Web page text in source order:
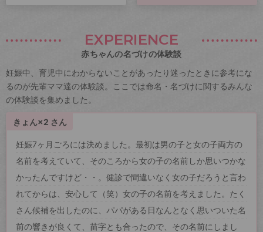
EXPERIENCE
赤ちゃんの名づけの体験談
妊娠中、育児中にわからないことがあったり迷ったときに参考にな
るのが先輩ママ達の体験談。ここでは命名・名づけに関するみんな
の体験談を集めました。
きょん×2 さん
妊娠7ヶ月ごろには決めました。最初は男の子と女の子両方の
名前を考えていて、そのころから女の子の名前しか思いつかな
かったんですけど・・。健診で間違いなく女の子だろうと言わ
れてからは、安心して（笑）女の子の名前を考えました。たく
さん候補を出したのに、パパがある日なんとなく思いついた名
前の響きが良くて、苗字とも合ったので、その名前にしまし